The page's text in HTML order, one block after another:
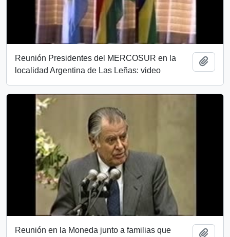
Reunión Presidentes del MERCOSUR en la
localidad Argentina de Las Leñas: video
Reunión en la Moneda junto a familias que